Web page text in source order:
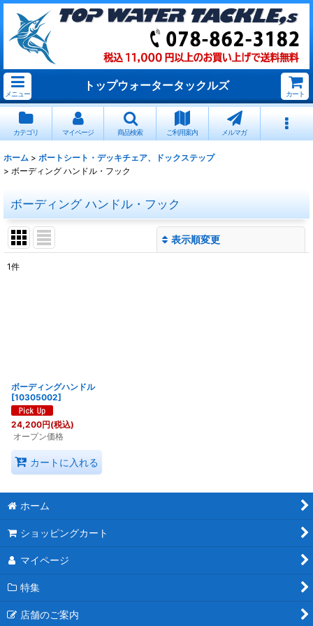
メニュー
トップウォータータックルズ
カート
カテゴリ マイページ 商品検索 ご利用案内 メルマガ
ホーム > ボートシート・デッキチェア、ドックステップ
> ボーディング ハンドル・フック
ボーディング ハンドル・フック
表示順変更
1件
ボーディングハンドル
[10305002]
24,200円(税込)
オープン価格
カートに入れる
ホーム
ショッピングカート
マイページ
特集
店舗のご案内